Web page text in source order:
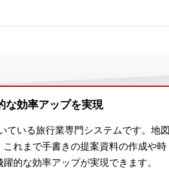
な効率アップを実現
ている旅行業専門システムです。地図
れまで手書きの提案資料の作成や時
的な効率アップが実現できます。